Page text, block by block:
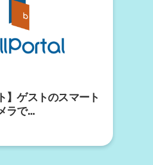
】ゲストのスマート
ラで...